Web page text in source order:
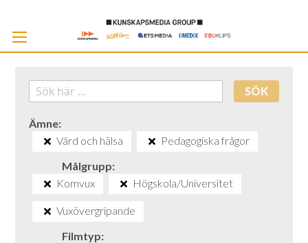
SÖK
Ämne
Vård och hälsa
Pedagogiska frågor
Målgrupp
Komvux
Högskola/Universitet
Vuxövergripande
Filmtyp